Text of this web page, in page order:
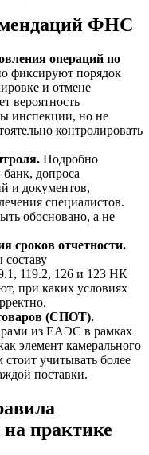
ФНС
операций по
фиксируют порядок
и отмене
вероятность
инспекции, но не
контролировать
Подробно
допроса
и документов,
специалистов.
обосновано, а не
сроков отчетности.
119.2, 126 и 123 НК
при каких условиях
(СПОТ).
из ЕАЭС в рамках
элемент камерального
учитывать более
поставки.
практике